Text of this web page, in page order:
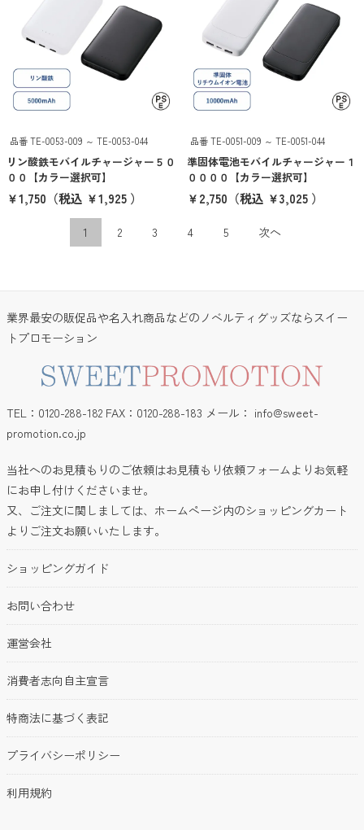
品番 TE-0053-009 ～ TE-0053-044
リン酸鉄モバイルチャージャー５０
００【カラー選択可】
￥1,750 （税込 ￥1,925 ）
品番 TE-0051-009 ～ TE-0051-044
準固体電池モバイルチャージャー１
００００【カラー選択可】
￥2,750 （税込 ￥3,025 ）
1 2 3 4 5 次へ
業界最安の販促品や名入れ商品などのノベルティグッズならスイー
トプロモーション
TEL：0120-288-182 FAX：0120-288-183 メール： info@sweet-
promotion.co.jp
当社へのお見積もりのご依頼はお見積もり依頼フォームよりお気軽
にお申し付けくださいませ。
又、ご注文に関しましては、ホームページ内のショッピングカート
よりご注文お願いいたします。
ショッピングガイド
お問い合わせ
運営会社
消費者志向自主宣言
特商法に基づく表記
プライバシーポリシー
利用規約